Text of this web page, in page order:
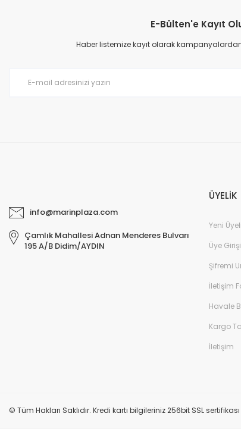
E-Bülten'e Kayıt
Haber listemize kayıt olarak
info@marinplaza.com
Çamlık Mahallesi Adnan Menderes Bulvarı
195 A/B Didim/AYDIN
ÜYELİK
Yeni
Üye Girişi
Şifremi
İletişim
Havale
Kargo
İletişim
© Tüm Hakları Saklıdır. Kredi kartı bilgileriniz 256bit SSL